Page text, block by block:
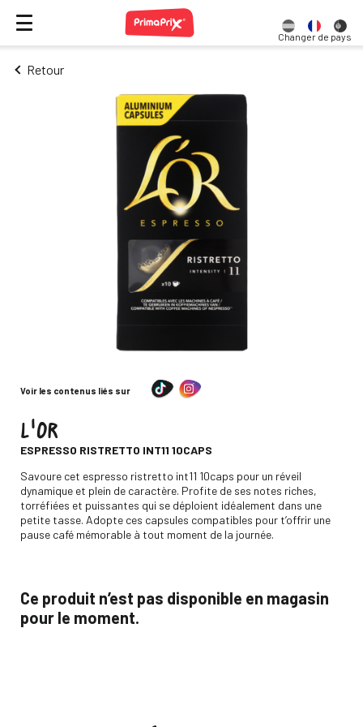
Changer de pays
Retour
Voir les contenus liés sur
L'OR
ESPRESSO RISTRETTO INT11 10CAPS
Descripción
Savoure cet espresso ristretto int11 10caps pour un réveil
dynamique et plein de caractère. Profite de ses notes riches,
torréfiées et puissantes qui se déploient idéalement dans une
petite tasse. Adopte ces capsules compatibles pour t’offrir une
pause café mémorable à tout moment de la journée.
Ce produit n’est pas disponible en magasin
pour le moment.